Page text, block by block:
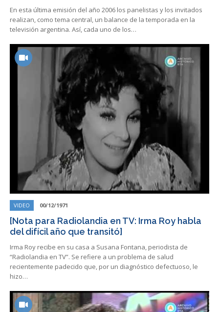
En esta última emisión del año 2006 los panelistas y los invitados
realizan, como tema central, un balance de la temporada en la
televisión argentina. Así, cada uno de los…
VIDEO 00/12/1971
[Nota para Radiolandia en TV: Irma Roy habla
del difícil año que transitó]
Irma Roy recibe en su casa a Susana Fontana, periodista de
“Radiolandia en TV”. Se refiere a un problema de salud
recientemente padecido que, por un diagnóstico defectuoso, le
hizo…